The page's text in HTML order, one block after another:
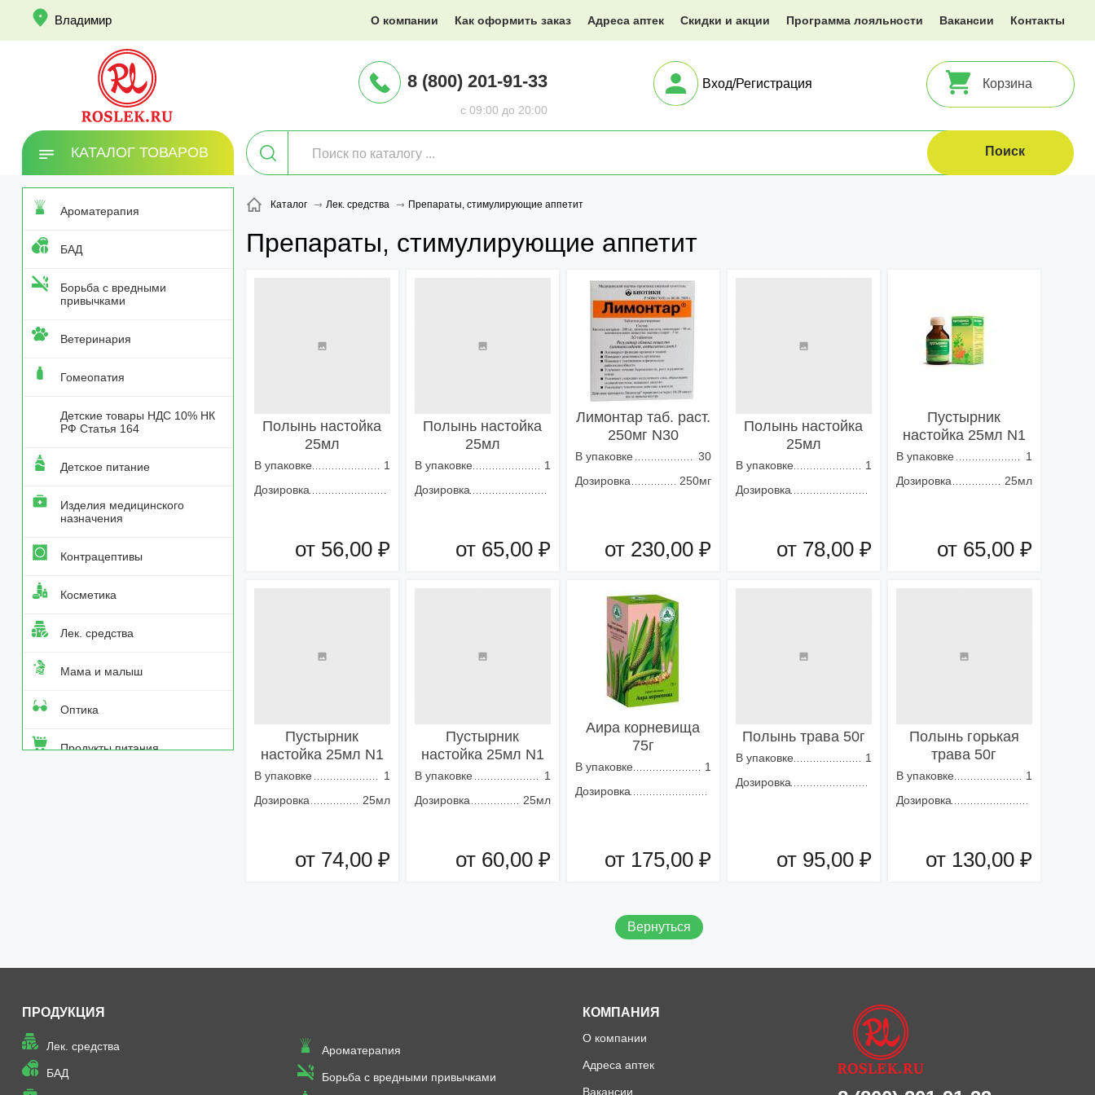
info@XXX.ru
О компании Как оформить заказ Адреса аптек Скидки и акции Программа лояльности Вакансии Контакты
с 09:00 до 20:00
8 (800) 201-91-33 Корзина
Вход/Регистрация
Владимир
КАТАЛОГ ТОВАРОВ
Ароматерапия
БАД
Борьба с вредными
привычками
Ветеринария
Гомеопатия
Детские товары НДС 10% НК
РФ Статья 164
Детское питание
Изделия медицинского
назначения
Контрацептивы
Косметика
Лек. средства
Мама и малыш
Оптика
Продукты питания
Каталог Лек. средства Препараты, стимулирующие аппетит
Препараты, стимулирующие аппетит
Полынь настойка
25мл
В упаковке
1
Дозировка
от 56,00 ₽
Полынь настойка
25мл
В упаковке
1
Дозировка
от 65,00 ₽
Лимонтар таб. раст.
250мг N30
В упаковке
30
Дозировка
250мг
от 230,00 ₽
Полынь настойка
25мл
В упаковке
1
Дозировка
от 78,00 ₽
Пустырник
настойка 25мл N1
В упаковке
1
Дозировка
25мл
от 65,00 ₽
Пустырник
настойка 25мл N1
В упаковке
1
Дозировка
25мл
от 74,00 ₽
Пустырник
настойка 25мл N1
В упаковке
1
Дозировка
25мл
от 60,00 ₽
Аира корневища
75г
В упаковке
1
Дозировка
от 175,00 ₽
Полынь трава 50г
В упаковке
1
Дозировка
от 95,00 ₽
Полынь горькая
трава 50г
В упаковке
1
Дозировка
от 130,00 ₽
Вернуться
ПРОДУКЦИЯ
Лек. средства
БАД
Ароматерапия
Борьба с вредными привычками
КОМПАНИЯ
О компании
Адреса аптек
Вакансии